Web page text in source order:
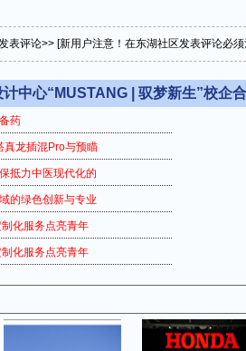
表评论>> [新用户注意！在东湖社区发表评论必须
中心“MUSTANG | 驭梦新生”校企
药
真龙插混Pro与预瞄
抵力中医现代化的
的绿色创新与专业
化服务点亮青年
化服务点亮青年